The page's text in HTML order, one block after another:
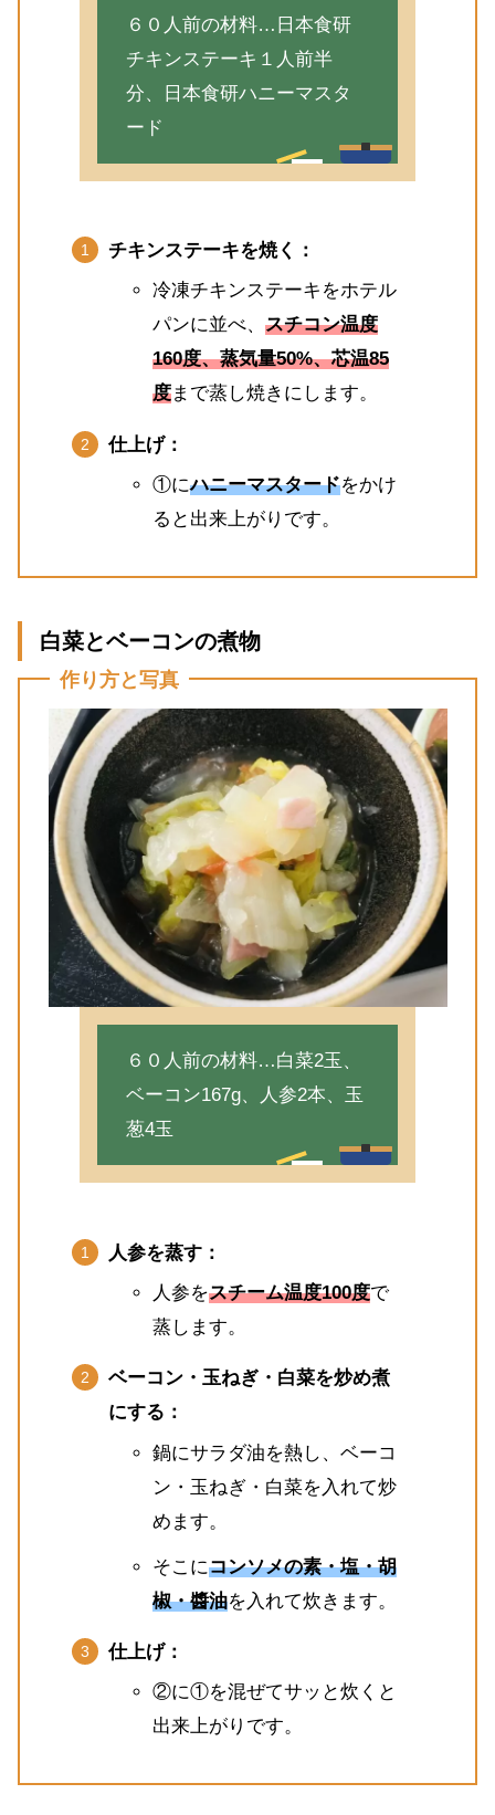
６０人前の材料…日本食研
チキンステーキ１人前半
分、日本食研ハニーマスタ
ード
チキンステーキを焼く：
冷凍チキンステーキをホテル
パンに並べ、 スチコン温度
160度、蒸気量50%、芯温85
度まで蒸し焼きにします。
仕上げ：
①にハニーマスタードをかけ
ると出来上がりです。
白菜とベーコンの煮物
作り方と写真
６０人前の材料…白菜2玉、
ベーコン167g、人参2本、玉
葱4玉
人参を蒸す：
人参をスチーム温度100度で
蒸します。
ベーコン・玉ねぎ・白菜を炒め煮
にする：
鍋にサラダ油を熱し、ベーコ
ン・玉ねぎ・白菜を入れて炒
めます。
そこにコンソメの素・塩・胡
椒・醬油を入れて炊きます。
仕上げ：
②に①を混ぜてサッと炊くと
出来上がりです。